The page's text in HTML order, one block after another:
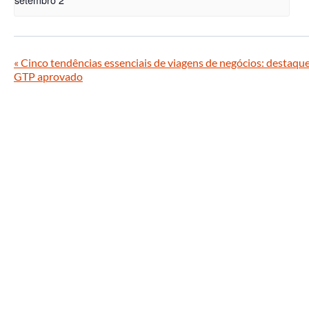
« Cinco tendências essenciais de viagens de negócios:
GTP aprovado